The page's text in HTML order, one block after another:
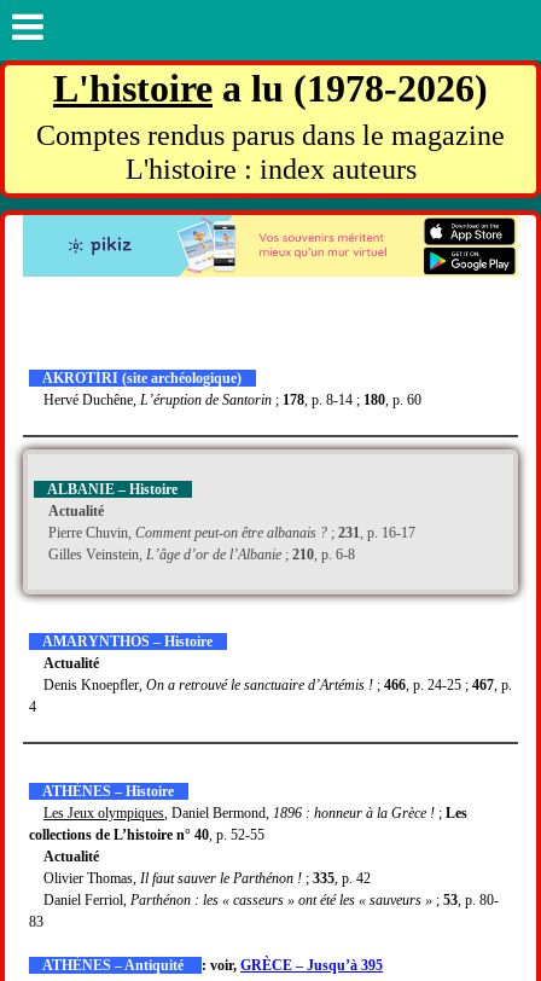
L'histoire a lu (1978-2026)
Comptes rendus parus dans le magazine
L'histoire : index auteurs
AKROTÍRI (site archéologique)
Hervé Duchêne, L’éruption de Santorin ; 178 , p. 8-14 ; 180 , p. 60
ALBANIE – Histoire
Actualité
Pierre Chuvin, Comment peut-on être albanais ? ; 231 , p. 16-17
Gilles Veinstein, L’âge d’or de l’Albanie ; 210 , p. 6-8
AMARYNTHOS – Histoire
Actualité
Denis Knoepfler, On a retrouvé le sanctuaire d’Artémis ! ; 466 , p. 24-25 ; 467 , p.
4
ATHÈNES – Histoire
Les Jeux olympiques , Daniel Bermond, 1896 : honneur à la Grèce ! ; Les
collections de L’histoire n° 40 , p. 52-55
Actualité
Olivier Thomas, Il faut sauver le Parthénon ! ; 335 , p. 42
Daniel Ferriol, Parthénon : les « casseurs » ont été les « sauveurs » ; 53 , p. 80-
83
ATHÈNES – Antiquité : voir, GRÈCE – Jusqu’à 395